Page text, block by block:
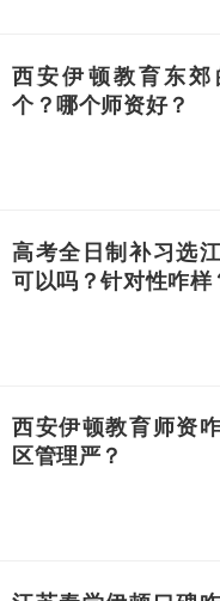
西安伊顿教育东郊
个？哪个师资好？
高考全日制补习选
可以吗？针对性咋样
西安伊顿教育师资
区管理严？